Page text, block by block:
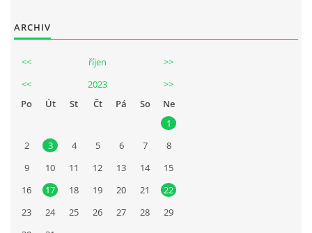
ARCHIV
<< říjen
>>
<<
2023
>>
Po
Út St Čt Pá So
Ne
1
2
3 4 5 6 7
8
9
10 11 12 13 14
15
16
17 18 19 20 21
22
23
24 25 26 27 28
29